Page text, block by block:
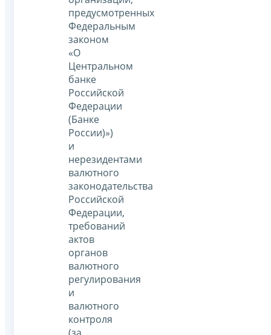
предусмотренных
Федеральным
законом
«О
Центральном
банке
Российской
Федерации
(Банке
России)»)
и
нерезидентами
валютного
законодательства
Российской
Федерации,
требований
актов
органов
валютного
регулирования
и
валютного
контроля
(за